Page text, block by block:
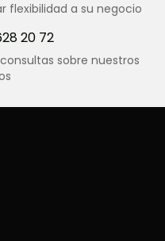
flexibilidad a su negocio
20 72
sobre nuestros